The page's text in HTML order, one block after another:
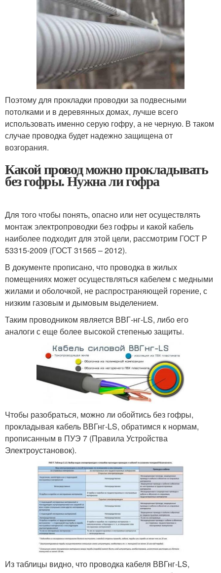
Поэтому для прокладки проводки за подвесными
потолками и в деревянных домах, лучше всего
использовать именно серую гофру, а не черную. В таком
случае проводка будет надежно защищена от
возгорания.
Какой провод можно прокладывать
без гофры. Нужна ли гофра
Для того чтобы понять, опасно или нет осуществлять
монтаж электропроводки без гофры и какой кабель
наиболее подходит для этой цели, рассмотрим ГОСТ Р
53315-2009 (ГОСТ 31565 – 2012).
В документе прописано, что проводка в жилых
помещениях может осуществляться кабелем с медными
жилами и оболочкой, не распространяющей горение, с
низким газовым и дымовым выделением.
Таким проводником является ВВГ-нг-LS, либо его
аналоги с еще более высокой степенью защиты.
Чтобы разобраться, можно ли обойтись без гофры,
прокладывая кабель ВВГнг-LS, обратимся к нормам,
прописанным в ПУЭ 7 (Правила Устройства
Электроустановок).
Из таблицы видно, что проводка кабеля ВВГнг-LS,